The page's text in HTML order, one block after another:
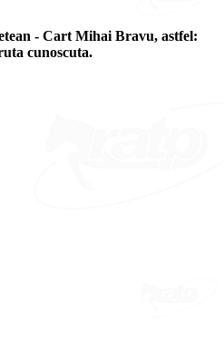
- Cart Mihai Bravu, astfel:
cunoscuta.